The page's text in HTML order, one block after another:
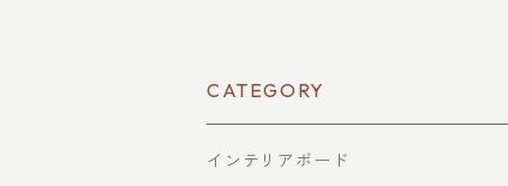
CATEGORY
インテリアボード